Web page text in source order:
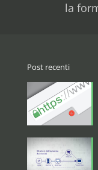
la
Post recenti